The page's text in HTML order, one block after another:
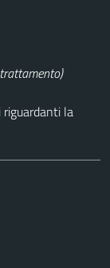
riguardanti la